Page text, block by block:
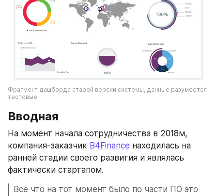
Фрагмент дашборда старой версии системы, данные разумеется
тестовые.
Вводная
На момент начала сотрудничества в 2018м,
компания-заказчик B4Finance находилась на
ранней стадии своего развития и являлась
фактически стартапом.
Все что на тот момент было по части ПО это